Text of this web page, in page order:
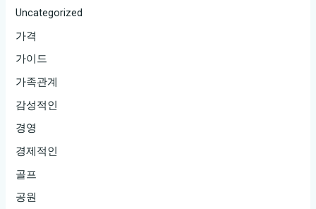
Uncategorized
가격
가이드
가족관계
감성적인
경영
경제적인
골프
공원